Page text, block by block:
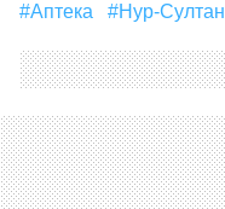
#Аптека #Нур-Султан